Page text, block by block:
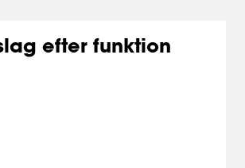
efter funktion